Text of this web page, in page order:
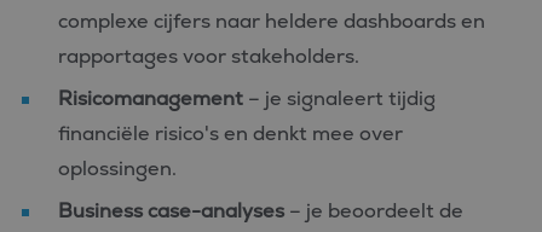
complexe cijfers naar heldere dashboards en
rapportages voor stakeholders.
Risicomanagement – je signaleert tijdig
financiële risico's en denkt mee over
oplossingen.
Business case-analyses – je beoordeelt de